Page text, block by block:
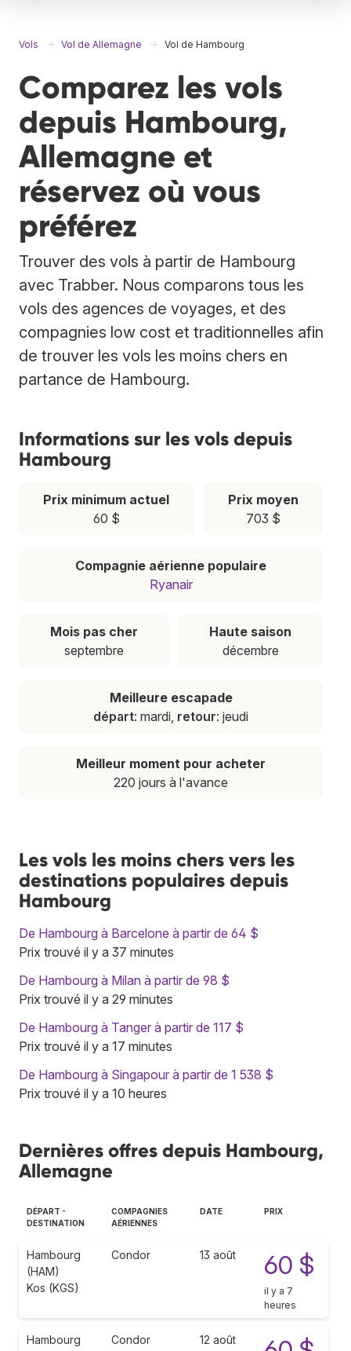
Vols Vol de Allemagne Vol de Hambourg
Comparez les vols
depuis Hambourg,
Allemagne et
réservez où vous
préférez
Trouver des vols à partir de Hambourg
avec Trabber. Nous comparons tous les
vols des agences de voyages, et des
compagnies low cost et traditionnelles afin
de trouver les vols les moins chers en
partance de Hambourg.
Informations sur les vols depuis
Hambourg
Prix minimum actuel
60 $
Prix moyen
703 $
Compagnie aérienne populaire
Ryanair
Mois pas cher
septembre
Haute saison
décembre
Meilleure escapade
départ: mardi, retour: jeudi
Meilleur moment pour acheter
220 jours à l'avance
Les vols les moins chers vers les
destinations populaires depuis
Hambourg
De Hambourg à Barcelone à partir de 64 $
Prix trouvé il y a 37 minutes
De Hambourg à Milan à partir de 98 $
Prix trouvé il y a 29 minutes
De Hambourg à Tanger à partir de 117 $
Prix trouvé il y a 17 minutes
De Hambourg à Singapour à partir de 1 538 $
Prix trouvé il y a 10 heures
Dernières offres depuis Hambourg,
Allemagne
DÉPART -
DESTINATION
COMPAGNIES
AÉRIENNES
DATE PRIX
Hambourg
(HAM)
Kos (KGS)
Condor 13 août 60 $
il y a 7
heures
Hambourg
Condor 12 août